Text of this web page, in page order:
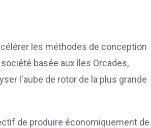
les méthodes de conception
société basée aux îles Orcades,
l'aube de rotor de la plus grande
de produire économiquement de